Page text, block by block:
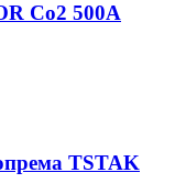
Co2 500A
TSTAK